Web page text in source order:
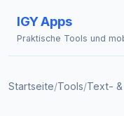
IGY Apps
Praktische Tools und
Startseite/Tools/Text-